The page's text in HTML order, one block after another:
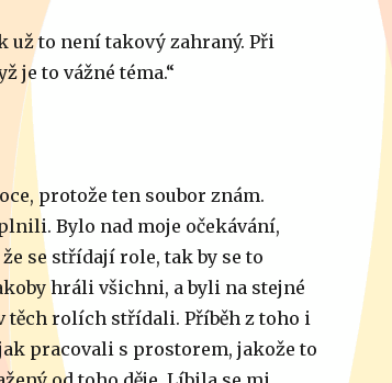
už to není takový zahraný. Při
je to vážné téma.“
protože ten soubor znám.
Bylo nad moje očekávání,
se střídají role, tak by se to
hráli všichni, a byli na stejné
těch rolích střídali. Příběh z toho i
pracovali s prostorem, jakože to